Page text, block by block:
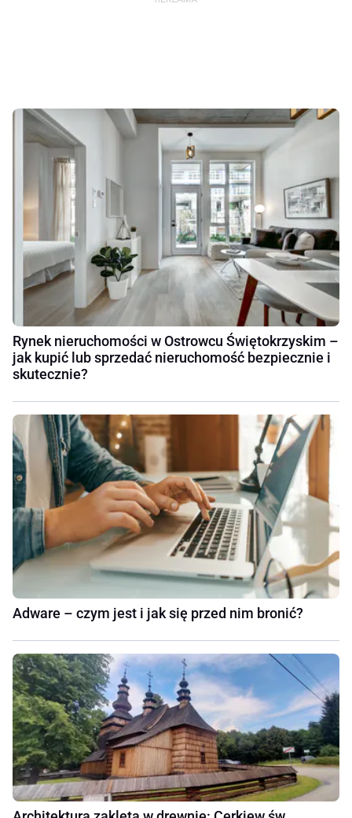
Rynek nieruchomości w Ostrowcu Świętokrzyskim –
jak kupić lub sprzedać nieruchomość bezpiecznie i
skutecznie?
Adware – czym jest i jak się przed nim bronić?